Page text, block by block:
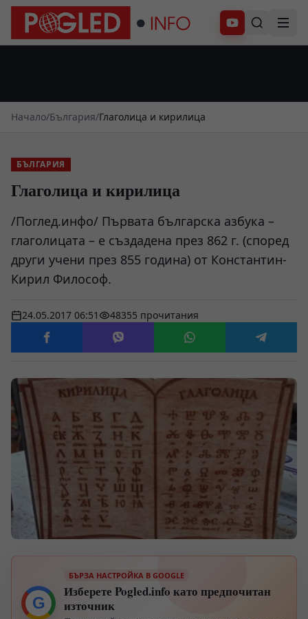
Абонирай се
Начало/България/Глаголица и кирилица
БЪЛГАРИЯ
Глаголица и кирилица
/Поглед.инфо/ Първата българска азбука –
глаголицата – е създадена през 862 г. (според
други учени през 855 година) от Константин-
Кирил Философ.
24.05.2017 06:51 48355 прочитания
G
БЪРЗА НАСТРОЙКА В GOOGLE
Изберете Pogled.info като предпочитан
източник